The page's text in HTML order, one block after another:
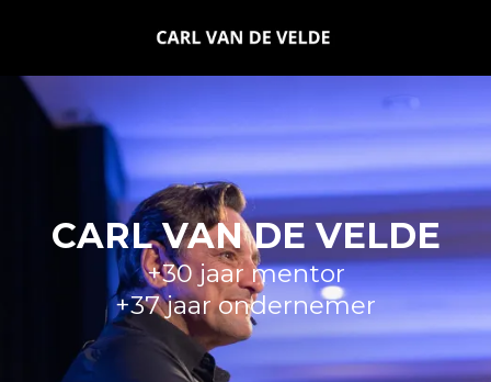
CARL VAN DE VELDE
+30 jaar mentor
+37 jaar ondernemer